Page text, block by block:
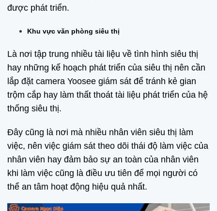
được phát triển.
Khu vực văn phòng siêu thị
Là nơi tập trung nhiều tài liệu về tình hình siêu thị
hay những kế hoạch phát triển của siêu thị nên cần
lắp đặt camera Yoosee giám sát để tránh kẻ gian
trộm cắp hay làm thất thoát tài liệu phát triển của hệ
thống siêu thị.
Đây cũng là nơi mà nhiều nhân viên siêu thị làm
việc, nên việc giám sát theo dõi thái độ làm việc của
nhân viên hay đảm bảo sự an toàn của nhân viên
khi làm việc cũng là điều ưu tiên để mọi người có
thể an tâm hoạt động hiệu quả nhất.